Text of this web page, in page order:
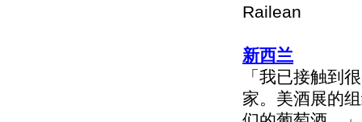
Railean
新西兰
「我已接触到
家。美酒展的